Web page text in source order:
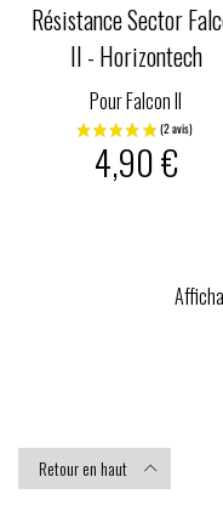
Résistance Sector
II - Horizontech
Pour Falcon II
4,90 €
Retour en haut 